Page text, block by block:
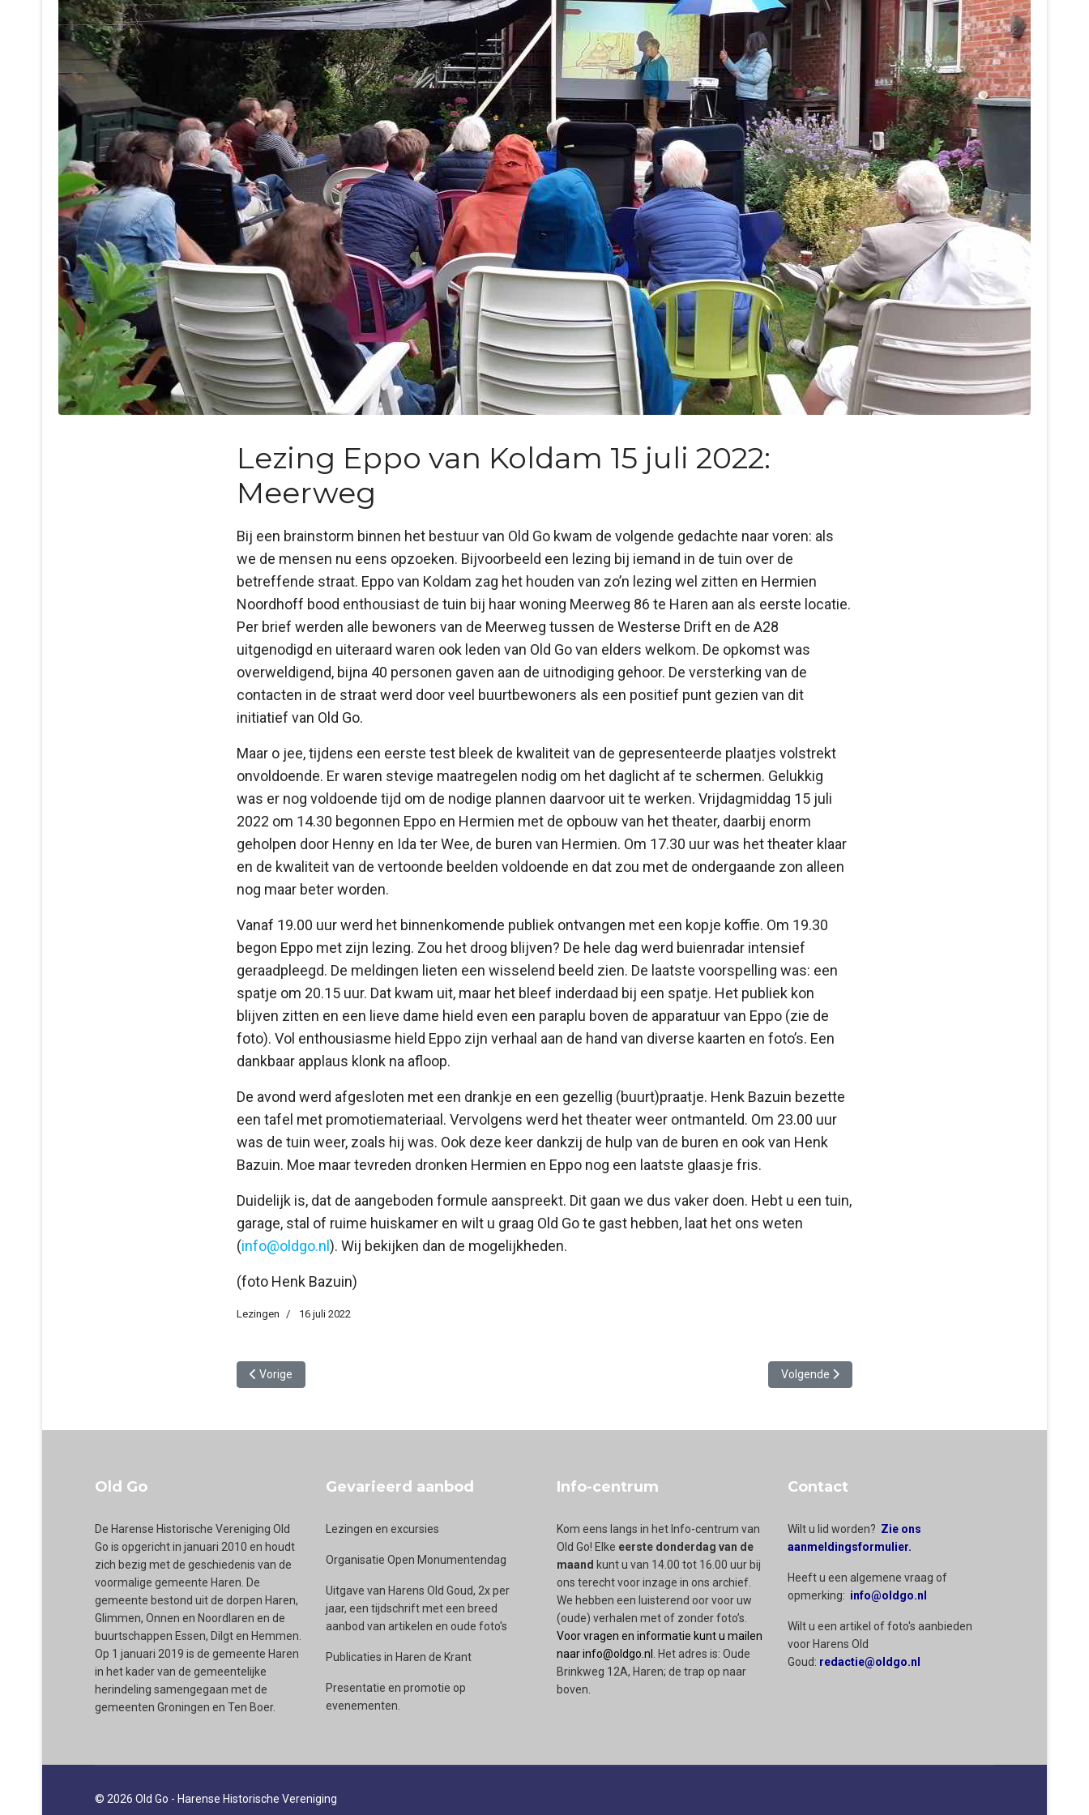
Lezing Eppo van Koldam 15 juli 2022:
Meerweg
Bij een brainstorm binnen het bestuur van Old Go kwam de volgende gedachte naar voren: als
we de mensen nu eens opzoeken. Bijvoorbeeld een lezing bij iemand in de tuin over de
betreffende straat. Eppo van Koldam zag het houden van zo’n lezing wel zitten en Hermien
Noordhoff bood enthousiast de tuin bij haar woning Meerweg 86 te Haren aan als eerste locatie.
Per brief werden alle bewoners van de Meerweg tussen de Westerse Drift en de A28
uitgenodigd en uiteraard waren ook leden van Old Go van elders welkom. De opkomst was
overweldigend, bijna 40 personen gaven aan de uitnodiging gehoor. De versterking van de
contacten in de straat werd door veel buurtbewoners als een positief punt gezien van dit
initiatief van Old Go.
Maar o jee, tijdens een eerste test bleek de kwaliteit van de gepresenteerde plaatjes volstrekt
onvoldoende. Er waren stevige maatregelen nodig om het daglicht af te schermen. Gelukkig
was er nog voldoende tijd om de nodige plannen daarvoor uit te werken. Vrijdagmiddag 15 juli
2022 om 14.30 begonnen Eppo en Hermien met de opbouw van het theater, daarbij enorm
geholpen door Henny en Ida ter Wee, de buren van Hermien. Om 17.30 uur was het theater klaar
en de kwaliteit van de vertoonde beelden voldoende en dat zou met de ondergaande zon alleen
nog maar beter worden.
Vanaf 19.00 uur werd het binnenkomende publiek ontvangen met een kopje koffie. Om 19.30
begon Eppo met zijn lezing. Zou het droog blijven? De hele dag werd buienradar intensief
geraadpleegd. De meldingen lieten een wisselend beeld zien. De laatste voorspelling was: een
spatje om 20.15 uur. Dat kwam uit, maar het bleef inderdaad bij een spatje. Het publiek kon
blijven zitten en een lieve dame hield even een paraplu boven de apparatuur van Eppo (zie de
foto). Vol enthousiasme hield Eppo zijn verhaal aan de hand van diverse kaarten en foto’s. Een
dankbaar applaus klonk na afloop.
De avond werd afgesloten met een drankje en een gezellig (buurt)praatje. Henk Bazuin bezette
een tafel met promotiemateriaal. Vervolgens werd het theater weer ontmanteld. Om 23.00 uur
was de tuin weer, zoals hij was. Ook deze keer dankzij de hulp van de buren en ook van Henk
Bazuin. Moe maar tevreden dronken Hermien en Eppo nog een laatste glaasje fris.
Duidelijk is, dat de aangeboden formule aanspreekt. Dit gaan we dus vaker doen. Hebt u een tuin,
garage, stal of ruime huiskamer en wilt u graag Old Go te gast hebben, laat het ons weten
(info@oldgo.nl ). Wij bekijken dan de mogelijkheden.
(foto Henk Bazuin)
Lezingen 16 juli 2022
Vorig artikel: Lezing Johan Niezing 17 oktober 2023
Vorige Volgende artikel: Lezing Jaap Roos 5 april 2022: Joodse
Volgende
Old Go
De Harense Historische Vereniging Old
Go is opgericht in januari 2010 en houdt
zich bezig met de geschiedenis van de
voormalige gemeente Haren. De
gemeente bestond uit de dorpen Haren,
Glimmen, Onnen en Noordlaren en de
buurtschappen Essen, Dilgt en Hemmen.
Op 1 januari 2019 is de gemeente Haren
in het kader van de gemeentelijke
herindeling samengegaan met de
gemeenten Groningen en Ten Boer.
Gevarieerd aanbod
Lezingen en excursies
Organisatie Open Monumentendag
Uitgave van Harens Old Goud, 2x per
jaar, een tijdschrift met een breed
aanbod van artikelen en oude foto's
Publicaties in Haren de Krant
Presentatie en promotie op
evenementen.
Info-centrum
Kom eens langs in het Info-centrum van
Old Go! Elke eerste donderdag van de
maand kunt u van 14.00 tot 16.00 uur bij
ons terecht voor inzage in ons archief.
We hebben een luisterend oor voor uw
(oude) verhalen met of zonder foto’s.
Voor vragen en informatie kunt u mailen
naar info@oldgo.nl
. Het adres is: Oude
Brinkweg 12A, Haren; de trap op naar
boven.
Contact
Wilt u lid worden? Zie ons
aanmeldingsformulier.
Heeft u een algemene vraag of
opmerking: info@oldgo.nl
Wilt u een artikel of foto's aanbieden
voor Harens Old
Goud: redactie@oldgo.nl
© 2026 Old Go - Harense Historische Vereniging